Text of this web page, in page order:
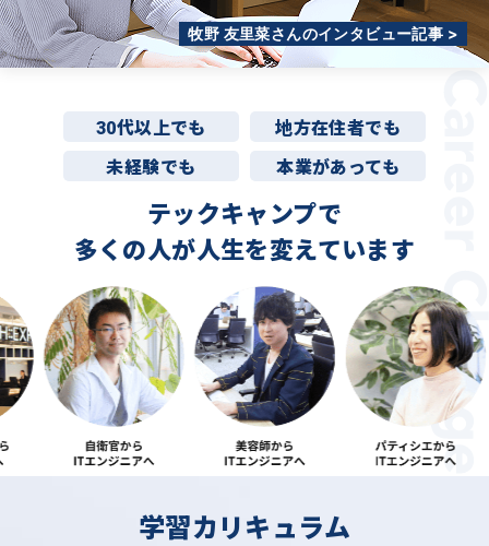
牧野 友里菜さんのインタビュー記事 >
30代以上でも
地方在住者でも
未経験でも
本業があっても
テックキャンプで
多くの人が人生を変えています
学習カリキュラム